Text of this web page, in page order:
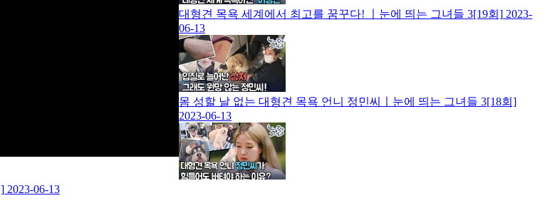
대형견 목욕 세계에서 최고를 꿈꾸다! ㅣ눈에 띄는 그녀들 3[19회] 2023-
06-13
몸 성할 날 없는 대형견 목욕 언니 정민씨ㅣ눈에 띄는 그녀들 3[18회]
2023-06-13
2023-06-13